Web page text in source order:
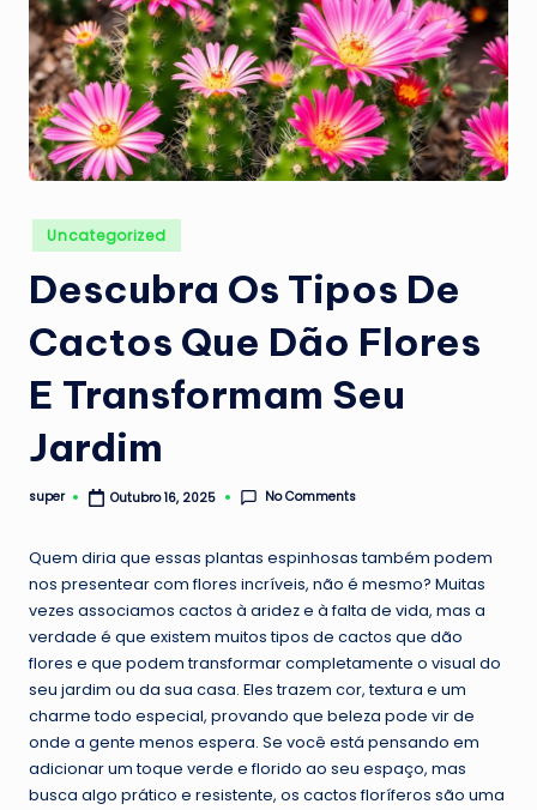
Posted
in
Uncategorized
Descubra Os Tipos De
Cactos Que Dão Flores
E Transformam Seu
Jardim
Posted
super Outubro 16, 2025 No Comments
Quem diria que essas plantas espinhosas também podem
nos presentear com flores incríveis, não é mesmo? Muitas
vezes associamos cactos à aridez e à falta de vida, mas a
verdade é que existem muitos tipos de cactos que dão
flores e que podem transformar completamente o visual do
seu jardim ou da sua casa. Eles trazem cor, textura e um
charme todo especial, provando que beleza pode vir de
onde a gente menos espera. Se você está pensando em
adicionar um toque verde e florido ao seu espaço, mas
busca algo prático e resistente, os cactos floríferos são uma